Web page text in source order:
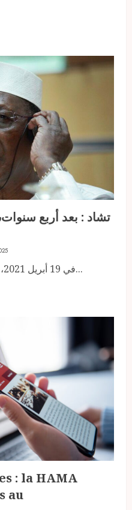
في 19 أبريل 2021، اهتزت تشاد. فقد توفي الرئيس...
: la HAMA
au